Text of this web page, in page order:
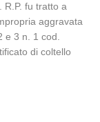
R.P. fu tratto a
aggravata
e 3 n. 1 cod.
di coltello